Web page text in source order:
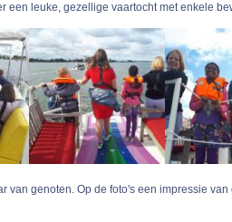
een leuke, gezellige vaartocht met enkele
van genoten. Op de foto's een impressie van